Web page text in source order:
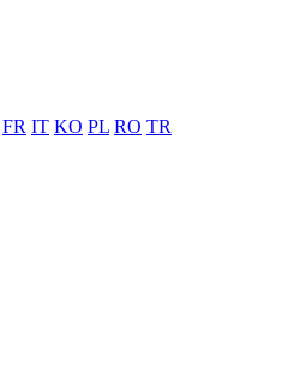
FR IT KO PL RO TR